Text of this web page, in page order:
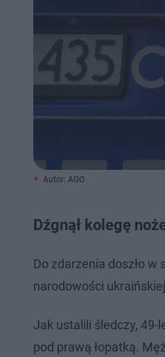
Autor: AGO
Dźgnął kolegę
Do zdarzenia doszło
narodowości
Jak ustalili śledczy, 49-
pod prawą łopatką.